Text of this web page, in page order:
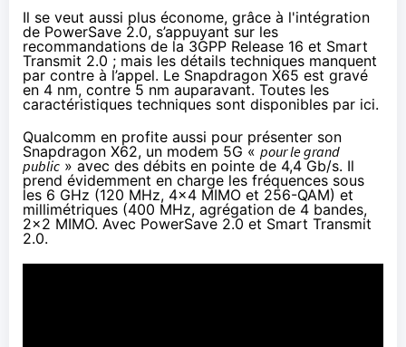
Il se veut aussi plus économe, grâce à l'intégration
de PowerSave 2.0, s’appuyant sur les
recommandations de la 3GPP Release 16 et Smart
Transmit 2.0 ; mais les détails techniques manquent
par contre à l’appel. Le Snapdragon X65 est gravé
en 4 nm, contre 5 nm auparavant. Toutes les
caractéristiques techniques sont disponibles par ici.
Qualcomm en profite aussi pour présenter son
Snapdragon X62, un modem 5G « pour le grand
public » avec des débits en pointe de 4,4 Gb/s. Il
prend évidemment en charge les fréquences sous
les 6 GHz (120 MHz, 4x4 MIMO et 256-QAM) et
millimétriques (400 MHz, agrégation de 4 bandes,
2x2 MIMO. Avec PowerSave 2.0 et Smart Transmit
2.0.